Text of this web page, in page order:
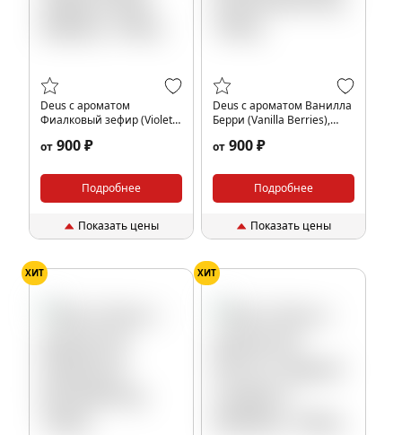
Deus с ароматом
Фиалковый зефир (Violet
от 900 ₽
Подробнее
Показать цены
Deus с ароматом Ванилла
Берри (Vanilla Berries),
от 900 ₽
Подробнее
Показать цены
ХИТ ХИТ